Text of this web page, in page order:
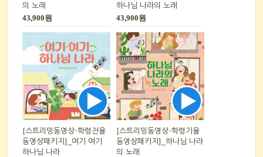
의 노래
43,900원
하나님 나라의 노래
43,900원
[스트리밍동영상-학령전율
동영상패키지]_여기 여기
하나님 나라
[스트리밍동영상-학령기율
동영상패키지]_하나님 나라
의 노래